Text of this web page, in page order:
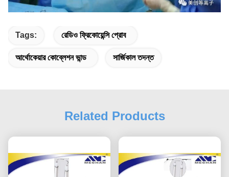
Tags: রেডিও ফ্রিকোয়েন্সি প্রোব
আর্থোকেয়ার কোব্লেশন ভান্ড সার্জিকাল তদন্ত
Related Products